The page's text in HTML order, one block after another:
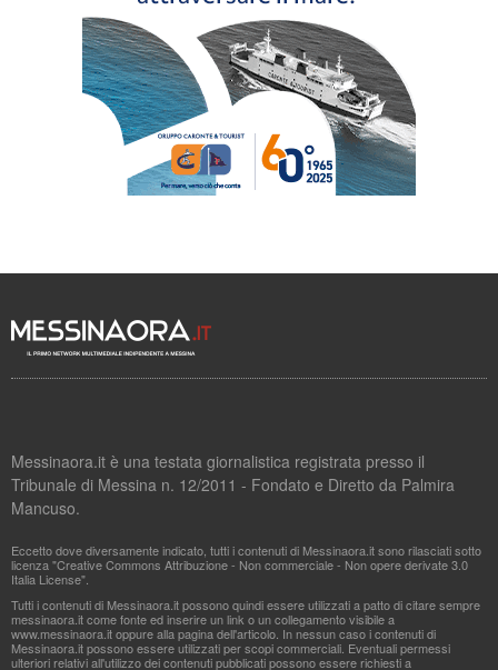
Messinaora.it è una testata giornalistica registrata presso il
Tribunale di Messina n. 12/2011 - Fondato e Diretto da Palmira
Mancuso.
Eccetto dove diversamente indicato, tutti i contenuti di Messinaora.it sono rilasciati sotto
licenza "Creative Commons Attribuzione - Non commerciale - Non opere derivate 3.0
Italia License".
Tutti i contenuti di Messinaora.it possono quindi essere utilizzati a patto di citare sempre
messinaora.it come fonte ed inserire un link o un collegamento visibile a
www.messinaora.it oppure alla pagina dell'articolo. In nessun caso i contenuti di
Messinaora.it possono essere utilizzati per scopi commerciali. Eventuali permessi
ulteriori relativi all'utilizzo dei contenuti pubblicati possono essere richiesti a